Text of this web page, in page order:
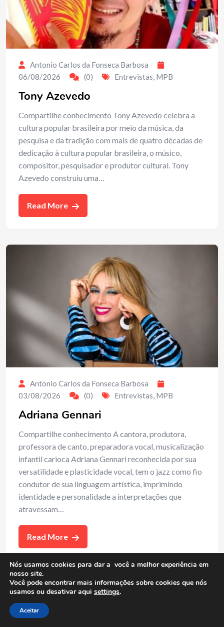
Antonio Carlos da Fonseca Barbosa
06/08/2026
(0) Entrevistas, MPB
Tony Azevedo
Compartilhe conhecimento Tony Azevedo celebra a
cultura popular brasileira por meio da música, da
pesquisa e da tradição com mais de quatro décadas de
dedicação à cultura popular brasileira, o músico,
compositor, pesquisador e produtor cultural. Tony
Azevedo construiu uma…
Read More
Antonio Carlos da Fonseca Barbosa
03/08/2026
(0) Entrevistas, MPB
Adriana Gennari
Compartilhe conhecimento A cantora, produtora,
professora de canto, preparadora vocal, musicalização
infantil carioca Adriana Gennari reconhecida por sua
versatilidade e plasticidade vocal, tem o jazz como fio
condutor de sua linguagem artística, imprimindo
identidade e personalidade a interpretações que
atravessam…
Read More
Nós usamos cookies para dar a você a melhor experiência em
nosso site.
Você pode encontrar mais informações sobre cookies que nós
usamos ou desativar aqui settings.
Aceitar